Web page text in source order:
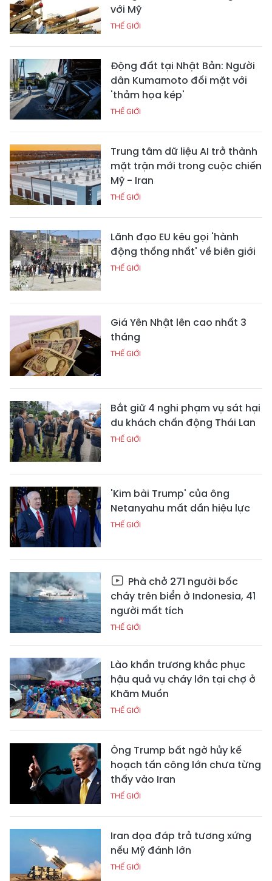
với Mỹ
THẾ GIỚI
Động đất tại Nhật Bản: Người
dân Kumamoto đối mặt với
'thảm họa kép'
THẾ GIỚI
Trung tâm dữ liệu AI trở thành
mặt trận mới trong cuộc chiến
Mỹ - Iran
THẾ GIỚI
Lãnh đạo EU kêu gọi 'hành
động thống nhất' về biên giới
THẾ GIỚI
Giá Yên Nhật lên cao nhất 3
tháng
THẾ GIỚI
Bắt giữ 4 nghi phạm vụ sát hại
du khách chấn động Thái Lan
THẾ GIỚI
'Kim bài Trump' của ông
Netanyahu mất dần hiệu lực
THẾ GIỚI
Phà chở 271 người bốc
cháy trên biển ở Indonesia, 41
người mất tích
THẾ GIỚI
Lào khẩn trương khắc phục
hậu quả vụ cháy lớn tại chợ ở
Khăm Muồn
THẾ GIỚI
Ông Trump bất ngờ hủy kế
hoạch tấn công lớn chưa từng
thấy vào Iran
THẾ GIỚI
Iran dọa đáp trả tương xứng
nếu Mỹ đánh lớn
THẾ GIỚI